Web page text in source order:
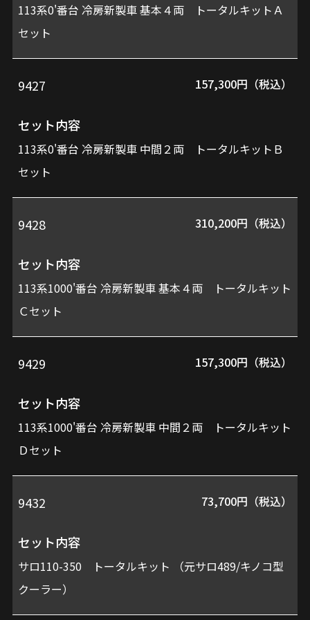
113系0'番台 冷房新製車 基本４両 トータルキットＡ
セット
9427 157,300円（税込）
セット内容
113系0'番台 冷房新製車 中間２両 トータルキットＢ
セット
9428 310,200円（税込）
セット内容
113系1000'番台 冷房新製車 基本４両 トータルキット
Ｃセット
9429 157,300円（税込）
セット内容
113系1000'番台 冷房新製車 中間２両 トータルキット
Ｄセット
9432 73,700円（税込）
セット内容
サロ110-350 トータルキット （元サロ489/キノコ型
クーラー）